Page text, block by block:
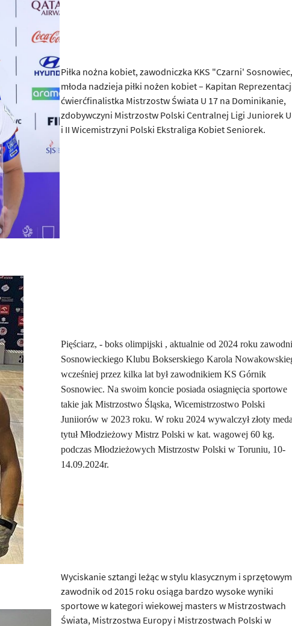
Piłka nożna kobiet, zawodniczka KKS "Czarni' Sosnowiec,
młoda nadzieja piłki nożen kobiet – Kapitan
ćwierćfinalistka Mistrzostw Świata U 17 na Dominikanie,
zdobywczyni Mistrzostw Polski Centralnej Ligi Juniorek
i II Wicemistrzyni Polski Ekstraliga Kobiet Seniorek.
Pięściarz, - boks olimpijski , aktualnie od 2024 roku
Sosnowieckiego Klubu Bokserskiego Karola
wcześniej przez kilka lat był zawodnikiem KS Górnik
Sosnowiec. Na swoim koncie posiada osiagnięcia sportowe
takie jak Mistrzostwo Śląska, Wicemistrzostwo Polski
Juniiorów w 2023 roku. W roku 2024 wywalczył złoty
tytuł Młodzieżowy Mistrz Polski w kat. wagowej 60 kg.
podczas Młodzieżowych Mistrzostw Polski w Toruniu, 10-
14.09.2024r.
Wyciskanie sztangi leżąc w stylu klasycznym i
zawodnik od 2015 roku osiąga bardzo wysoke wyniki
sportowe w kategori wiekowej masters w Mistrzostwach
Świata, Mistrzostwa Europy i Mistrzostwach Polski w